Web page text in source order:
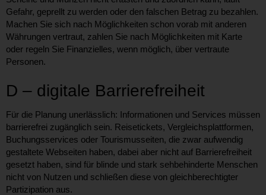
Gefahr, geprellt zu werden oder den falschen Betrag zu bezahlen.
Machen Sie sich nach Möglichkeiten schon vorab mit anderen
Währungen vertraut, zahlen Sie nach Möglichkeiten mit Karte
oder regeln Sie Finanzielles, wenn möglich, über vertraute
Personen.
D – digitale Barrierefreiheit
Für die Planung unerlässlich: Informationen und Services müssen
barrierefrei zugänglich sein. Reisetickets, Vergleichsplattformen,
Buchungsservices oder Tourismusseiten, die zwar aufwendig
gestaltete Webseiten haben, dabei aber nicht auf Barrierefreiheit
gesetzt haben, sind für blinde und stark sehbehinderte Menschen
nicht von Nutzen und schließen diese von gleichberechtigter
Partizipation aus.